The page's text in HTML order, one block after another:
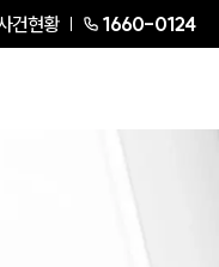
건현황 1660-0124